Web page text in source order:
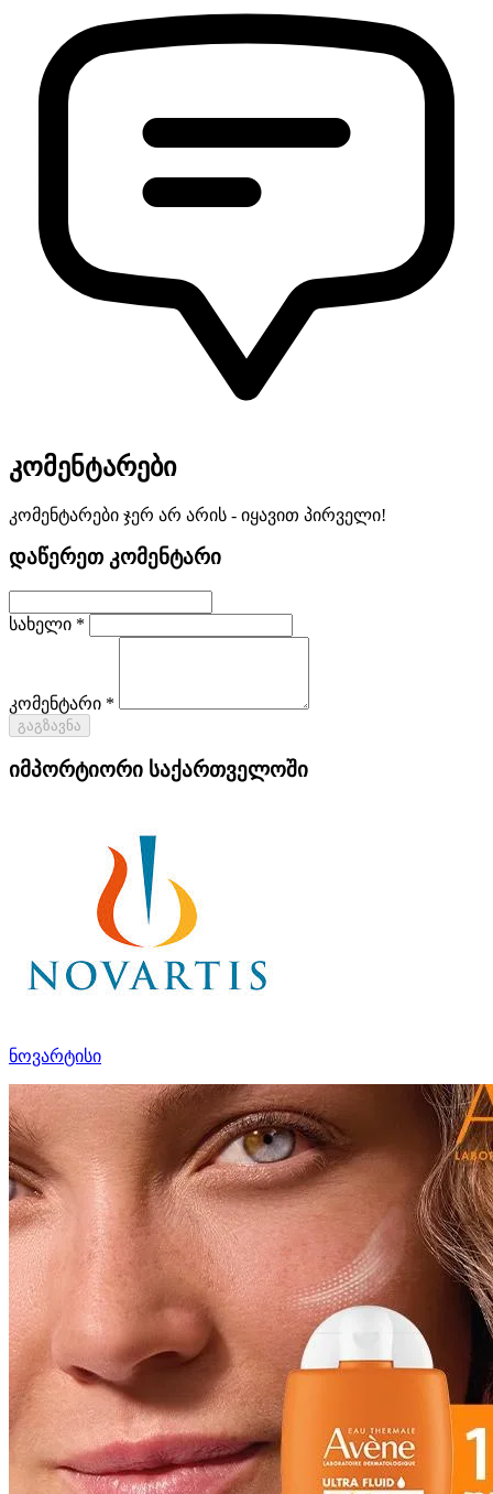
კომენტარები
კომენტარები ჯერ არ არის - იყავით პირველი!
დაწერეთ კომენტარი
სახელი *
კომენტარი *
გაგზავნა
იმპორტიორი საქართველოში
ნოვარტისი